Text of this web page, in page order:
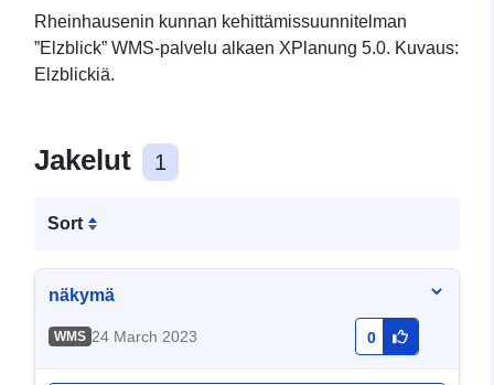
Rheinhausenin kunnan kehittämissuunnitelman
”Elzblick” WMS-palvelu alkaen XPlanung 5.0. Kuvaus:
Elzblickiä.
Jakelut 1
Sort
näkymä
WMS 24 March 2023 0